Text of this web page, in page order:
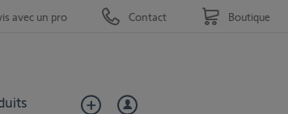
avec un pro Contact Boutique